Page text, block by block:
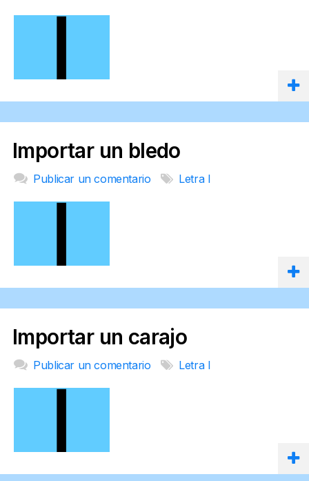
Importar un bledo
Publicar un comentario Letra I
Importar un carajo
Publicar un comentario Letra I